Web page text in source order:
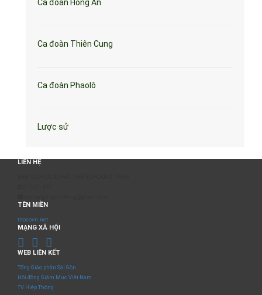
Ca đoàn Hồng Ân
Ca đoàn Thiên Cung
Ca đoàn Phaolô
Lược sử
LIÊN HỆ
TÊN MIỀN
titocovn.net
MẠNG XÃ HỘI
WEB LIÊN KẾT
Tổng Giáo phận Sài Gòn
Hội đồng Giám Mục Việt Nam
TV Hiệp Thông